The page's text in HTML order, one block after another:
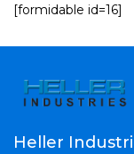
[formidable id=16]
Heller